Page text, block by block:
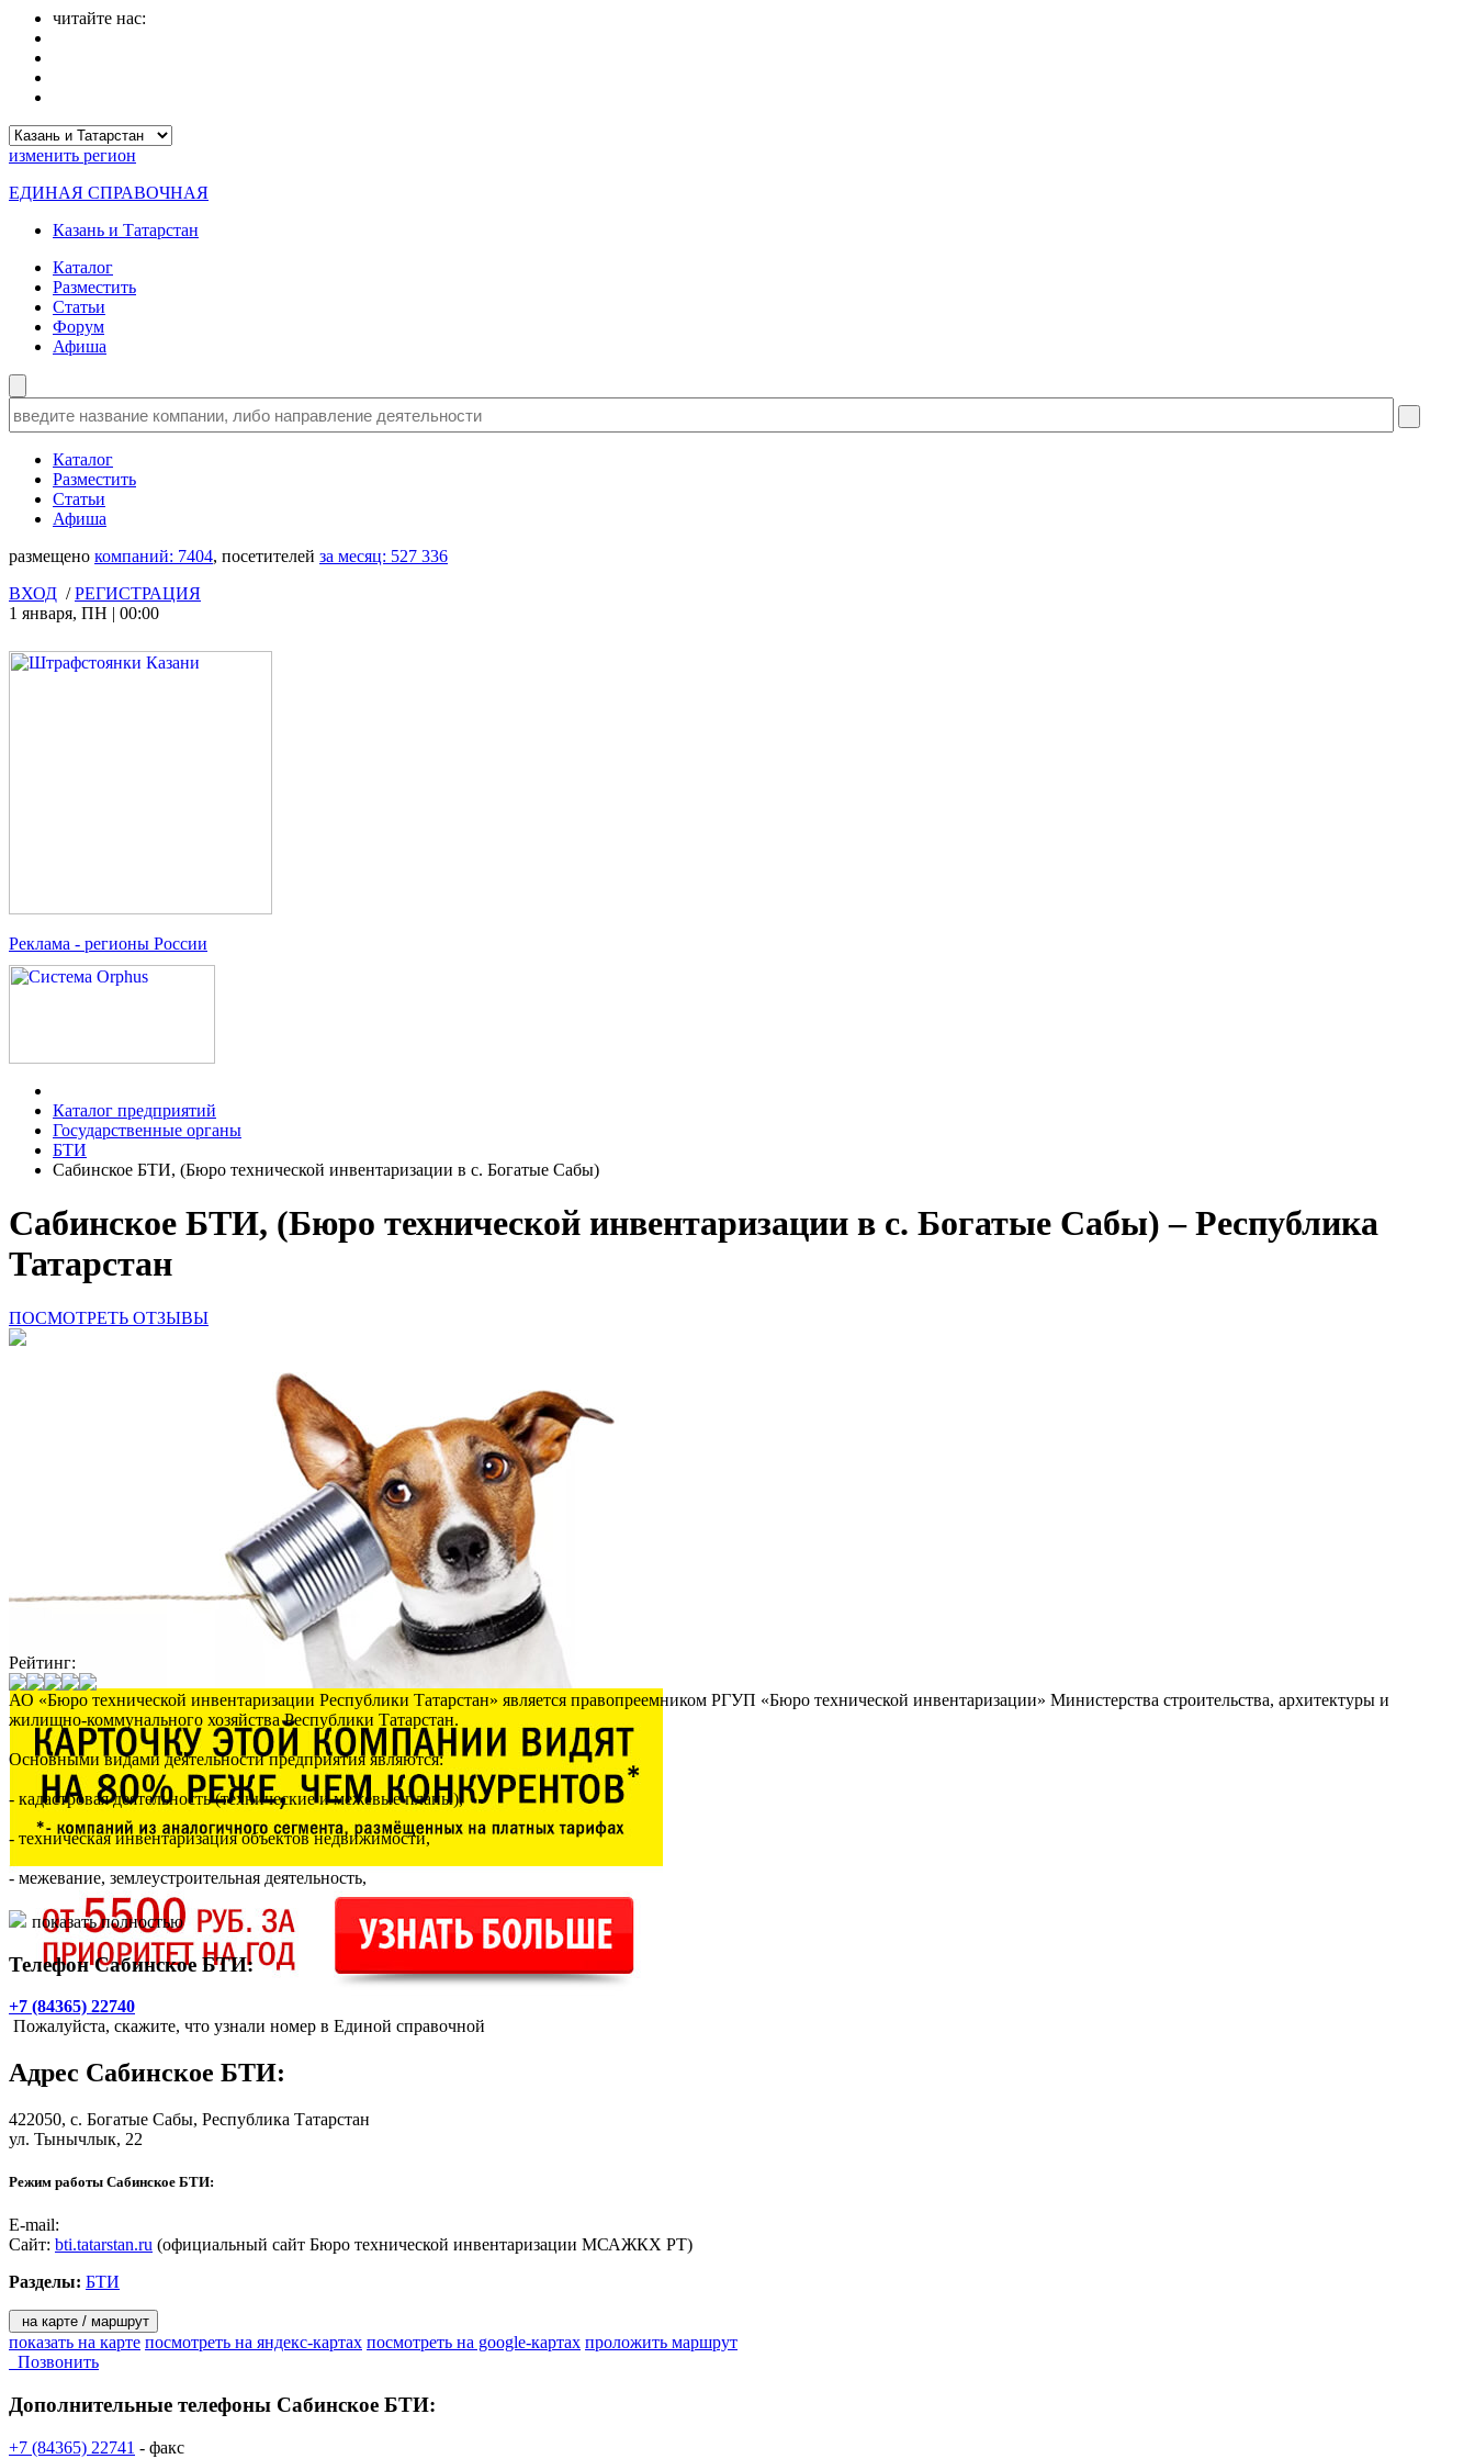
читайте нас:
изменить регион
ЕДИНАЯ СПРАВОЧНАЯ
Казань и Татарстан
Каталог
Разместить
Статьи
Форум
Афиша
Каталог
Разместить
Статьи
Афиша
размещено компаний: 7404, посетителей за месяц: 527 336
ВХОД /РЕГИСТРАЦИЯ
1 января, ПН | 00:00
Реклама - регионы России
Каталог предприятий
Государственные органы
БТИ
Сабинское БТИ, (Бюро технической инвентаризации в с. Богатые Сабы)
Сабинское БТИ, (Бюро технической инвентаризации в с. Богатые Сабы) – Республика
Татарстан
ПОСМОТРЕТЬ ОТЗЫВЫ
Рейтинг:
АО «Бюро технической инвентаризации Республики Татарстан» является правопреемником РГУП «Бюро технической инвентаризации» Министерства строительства, архитектуры и
жилищно-коммунального хозяйства Республики Татарстан.
Основными видами деятельности предприятия являются:
- кадастровая деятельность (технические и межевые планы),
- техническая инвентаризация объектов недвижимости,
- межевание, землеустроительная деятельность,
- техническое обследование зданий и сооружений (инструментальная экспертиза),
- проектирование зданий и сооружений I и II уровня ответственности,
- подготовке документов для узаконения перепланировок, включая подготовку проектов перепланировок,
- судебная экспертиза,
- топографическая съемка,
- юридические (агентские) услуги,
- энергоаудит,
- выдача справок из архива учетно-технической документации,
-выдача копий документов из материалов архива учетно-технической документации.
показать полностью
Телефон Сабинское БТИ:
+7 (84365) 22740
Пожалуйста, скажите, что узнали номер в Единой справочной
Адрес Сабинское БТИ:
422050, с. Богатые Сабы, Республика Татарстан
ул. Тынычлык, 22
Режим работы Сабинское БТИ:
E-mail:
Сайт: bti.tatarstan.ru (официальный сайт Бюро технической инвентаризации МСАЖКХ РТ)
Разделы: БТИ
на карте / маршрут
показать на карте посмотреть на яндекс-картах посмотреть на google-картах проложить маршрут
Позвонить
Дополнительные телефоны Сабинское БТИ:
+7 (84365) 22741 - факс